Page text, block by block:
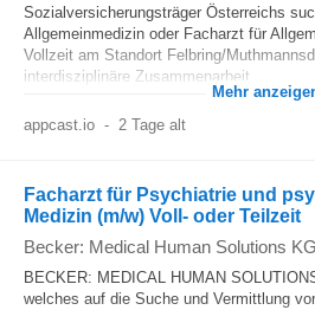
Sozialversicherungsträger Österreichs
Allgemeinmedizin oder Facharzt für
Vollzeit am Standort Felbring/
interdisziplinäre Zusammenarbeit...
Mehr
appcast.io - 2 Tage alt
Facharzt für Psychiatrie und
Medizin (m/w) Voll- oder Teilzeit
Becker: Medical Human Solutions KG
BECKER: MEDICAL HUMAN
welches auf die Suche und Vermittlung